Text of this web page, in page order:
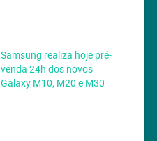
Samsung realiza hoje pré-
venda 24h dos novos
Galaxy M10, M20 e M30